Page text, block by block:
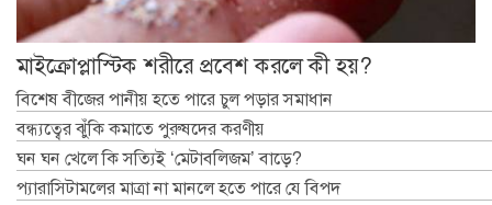
মাইক্রোপ্লাস্টিক শরীরে প্রবেশ করলে কী হয়?
বিশেষ বীজের পানীয় হতে পারে চুল পড়ার সমাধান
বন্ধ্যত্বের ঝুঁকি কমাতে পুরুষদের করণীয়
ঘন ঘন খেলে কি সত্যিই ‘মেটাবলিজম’ বাড়ে?
প্যারাসিটামলের মাত্রা না মানলে হতে পারে যে বিপদ